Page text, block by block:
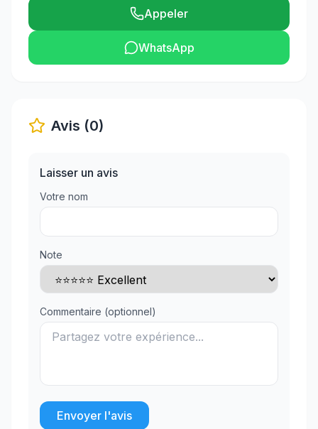
Appeler
WhatsApp
Avis (0)
Laisser un avis
Votre nom
Note
Commentaire (optionnel)
Envoyer l'avis